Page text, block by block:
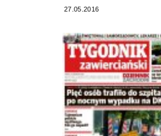
27.05.2016